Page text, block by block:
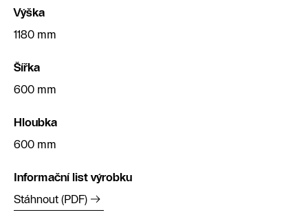
Výška
1180 mm
Šířka
600 mm
Hloubka
600 mm
Informační list výrobku
Stáhnout (PDF)